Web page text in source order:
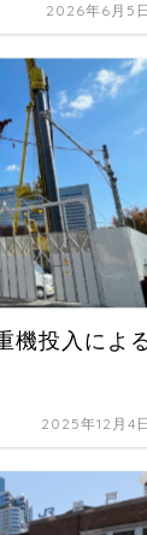
2026年6月5日
機投入によ
2025年12月4日